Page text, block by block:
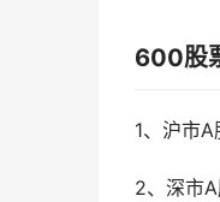
600股
1、沪市A
2、深市